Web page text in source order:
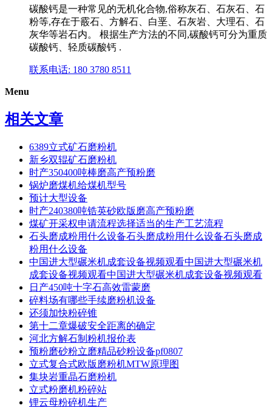
碳酸钙是一种常见的无机化合物,俗称灰石、石灰石、石
粉等,存在于霰石、方解石、白垩、石灰岩、大理石、石
灰华等岩石内。 根据生产方法的不同,碳酸钙可分为重质
碳酸钙、轻质碳酸钙 .
联系电话: 180 3780 8511
Menu
相关文章
6389立式矿石磨粉机
新乡双辊矿石磨粉机
时产350400吨棒磨高产预粉磨
锅炉磨煤机给煤机型号
预计大型设备
时产240380吨锆英砂欧版磨高产预粉磨
煤矿开采权申请流程选择适当的生产工艺流程
石头磨成粉用什么设备石头磨成粉用什么设备石头磨成
粉用什么设备
中国进大型碾米机成套设备视频观看中国进大型碾米机
成套设备视频观看中国进大型碾米机成套设备视频观看
日产450吨十字石高效雷蒙磨
碎料场有哪些手续磨粉机设备
还须加快粉碎锥
第十二章爆破安全距离的确定
河北方解石制粉机报价表
预粉磨砂粉立磨精品砂粉设备pf0807
立式复合式欧版磨粉机MTW原理图
集块岩重晶石磨粉机
立式粉磨机粉碎站
锂云母粉碎机生产